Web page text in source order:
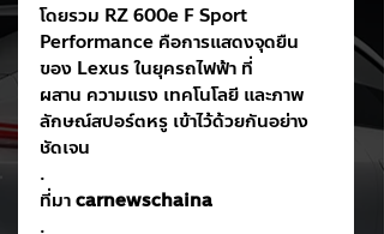
โดยรวม RZ 600e F Sport
Performance คือการแสดงจุดยืน
ของ Lexus ในยุครถไฟฟ้า ที่
ผสาน ความแรง เทคโนโลยี และภาพ
ลักษณ์สปอร์ตหรู เข้าไว้ด้วยกันอย่าง
ชัดเจน
.
ที่มา carnewschaina
.